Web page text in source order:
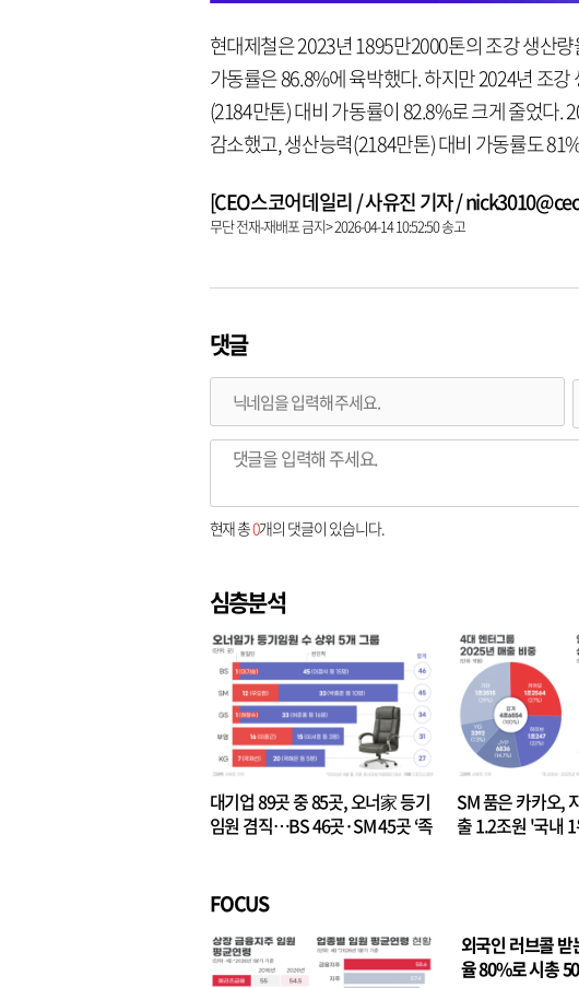
현대제철은 2023년 1895만2000톤의 조강 생산
가동률은 86.8%에 육박했다. 하지만 2024년 조
(2184만톤) 대비 가동률이 82.8%로 크게 줄었다
감소했고, 생산능력(2184만톤) 대비 가동률도
[CEO스코어데일리 / 사유진 기자 /
무단 전재-재배포 금지> 2026-04-14 10:52:50 송고
댓글
현재 총0개의 댓글이 있습니다.
심층분석
대기업 89곳 중 85곳, 오너家 등기
임원 겸직…BS 46곳·SM 45곳 ‘족
SM 품은 카카오,
출 1.2조원 '국내
FOCUS
외국인 러브콜
율 80%로 시총